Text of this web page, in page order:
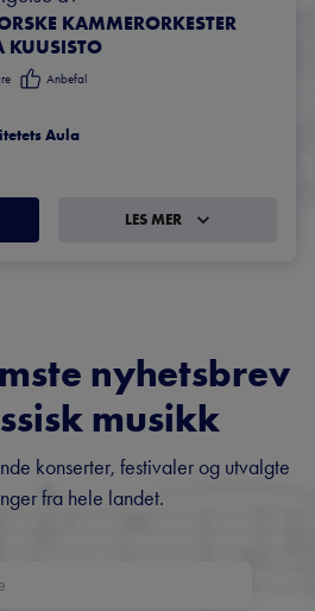
KAMMERORKESTER
KUUSISTO
Anbefal
Aula
LES MER
nyhetsbrev
musikk
konserter, festivaler og utvalgte
fra hele landet.